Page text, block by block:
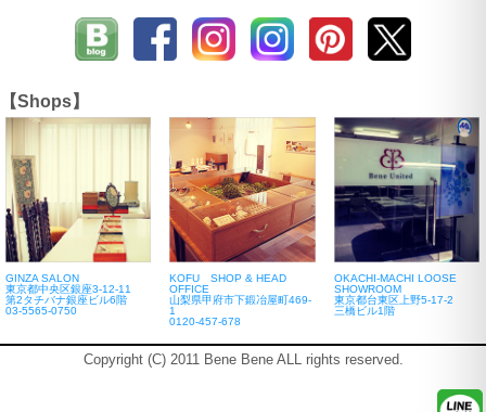
【Shops】
GINZA SALON
東京都中央区銀座3-12-11
第2タチバナ銀座ビル6階
03-5565-0750
KOFU SHOP & HEAD
OFFICE
山梨県甲府市下鍛冶屋町469-
1
0120-457-678
OKACHI-MACHI LOOSE
SHOWROOM
東京都台東区上野5-17-2
三橋ビル1階
Copyright (C) 2011 Bene Bene ALL rights reserved.